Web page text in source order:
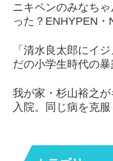
ニキペンのみなち
った？ENHYPEN
「清水良太郎にイ
だの小学生時代の
我が家・杉山裕之
入院。同じ病を克